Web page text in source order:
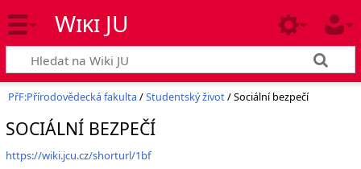
Wiki JU
PřF:Přírodovědecká fakulta /Studentský život/ Sociální bezpečí
SOCIÁLNÍ BEZPEČÍ
https://wiki.jcu.cz/shorturl/1bf